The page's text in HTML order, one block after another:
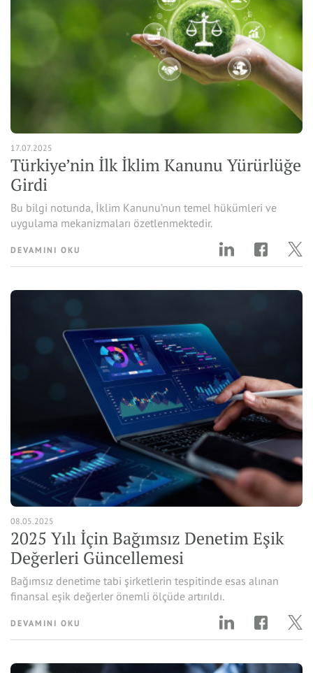
17.07.2025
Türkiye’nin İlk İklim Kanunu Yürürlüğe
Girdi
Bu bilgi notunda, İklim Kanunu’nun temel hükümleri ve
uygulama mekanizmaları özetlenmektedir.
DEVAMINI OKU
08.05.2025
2025 Yılı İçin Bağımsız Denetim Eşik
Değerleri Güncellemesi
Bağımsız denetime tabi şirketlerin tespitinde esas alınan
finansal eşik değerler önemli ölçüde artırıldı.
DEVAMINI OKU